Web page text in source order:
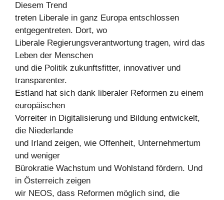
Diesem Trend
treten Liberale in ganz Europa entschlossen
entgegentreten. Dort, wo
Liberale Regierungsverantwortung tragen, wird das
Leben der Menschen
und die Politik zukunftsfitter, innovativer und
transparenter.
Estland hat sich dank liberaler Reformen zu einem
europäischen
Vorreiter in Digitalisierung und Bildung entwickelt,
die Niederlande
und Irland zeigen, wie Offenheit, Unternehmertum
und weniger
Bürokratie Wachstum und Wohlstand fördern. Und
in Österreich zeigen
wir NEOS, dass Reformen möglich sind, die